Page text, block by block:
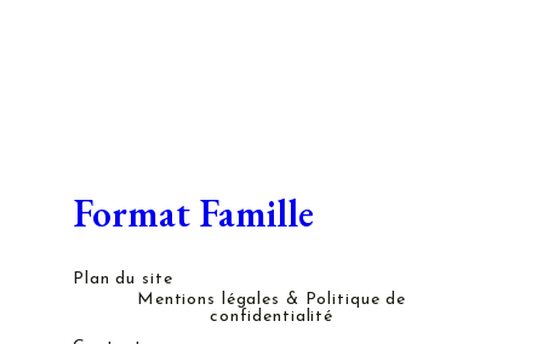
Format Famille
Plan du site
Mentions légales & Politique de
confidentialité